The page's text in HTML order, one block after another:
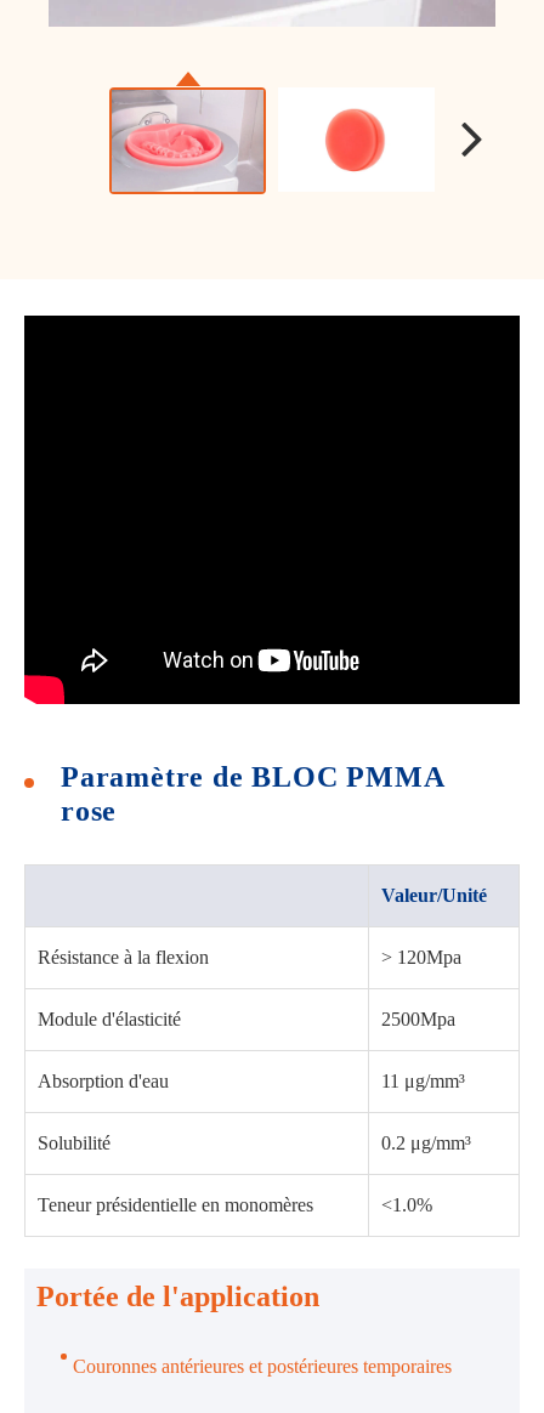
Paramètre de BLOC PMMA
rose
Valeur/Unité
Résistance à la flexion > 120Mpa
Module d'élasticité 2500Mpa
Absorption d'eau 11 μg/mm³
Solubilité 0.2 μg/mm³
Teneur présidentielle en monomères <1.0%
Portée de l'application
Couronnes antérieures et postérieures temporaires